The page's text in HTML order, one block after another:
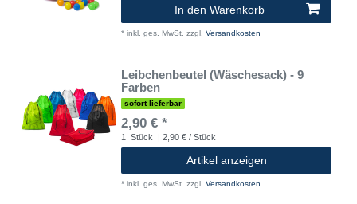
In den Warenkorb
* inkl. ges. MwSt. zzgl. Versandkosten
Leibchenbeutel (Wäschesack) - 9
Farben
sofort lieferbar
2,90 € *
1 Stück | 2,90 € / Stück
Artikel anzeigen
* inkl. ges. MwSt. zzgl. Versandkosten